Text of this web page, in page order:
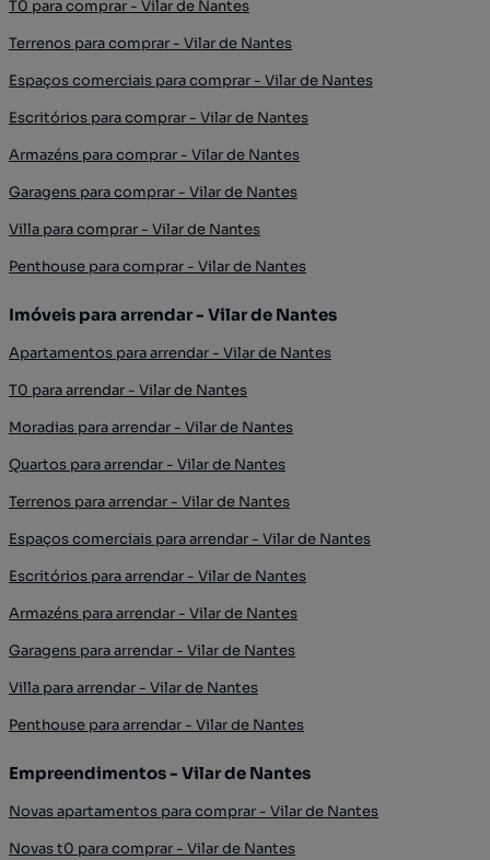
T0 para comprar - Vilar de Nantes
Terrenos para comprar - Vilar de Nantes
Espaços comerciais para comprar - Vilar de Nantes
Escritórios para comprar - Vilar de Nantes
Armazéns para comprar - Vilar de Nantes
Garagens para comprar - Vilar de Nantes
Villa para comprar - Vilar de Nantes
Penthouse para comprar - Vilar de Nantes
Imóveis para arrendar - Vilar de Nantes
Apartamentos para arrendar - Vilar de Nantes
T0 para arrendar - Vilar de Nantes
Moradias para arrendar - Vilar de Nantes
Quartos para arrendar - Vilar de Nantes
Terrenos para arrendar - Vilar de Nantes
Espaços comerciais para arrendar - Vilar de Nantes
Escritórios para arrendar - Vilar de Nantes
Armazéns para arrendar - Vilar de Nantes
Garagens para arrendar - Vilar de Nantes
Villa para arrendar - Vilar de Nantes
Penthouse para arrendar - Vilar de Nantes
Empreendimentos - Vilar de Nantes
Novas apartamentos para comprar - Vilar de Nantes
Novas t0 para comprar - Vilar de Nantes